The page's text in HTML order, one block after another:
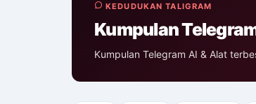
KEDUDUKAN TALIGRAM
Kumpulan
Kumpulan Telegram AI & Alat